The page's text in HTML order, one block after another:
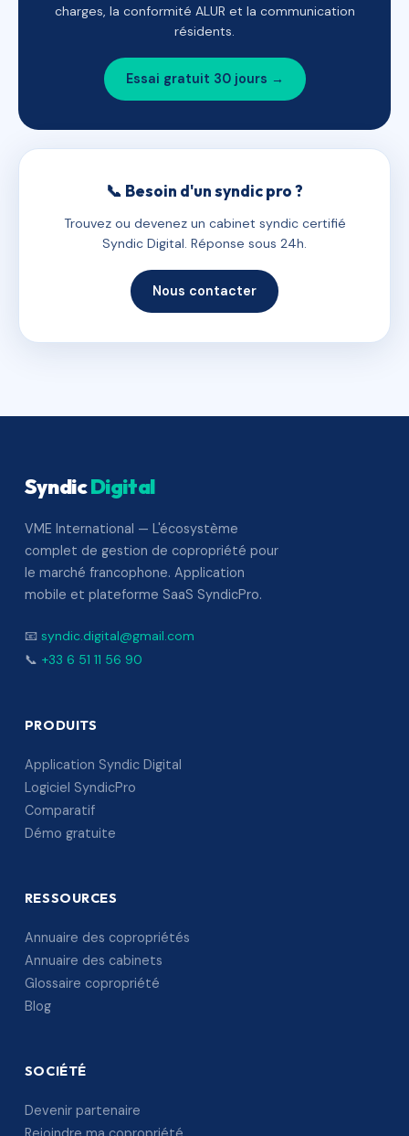
charges, la conformité ALUR et la communication
résidents.
Essai gratuit 30 jours →
📞 Besoin d'un syndic pro ?
Trouvez ou devenez un cabinet syndic certifié
Syndic Digital. Réponse sous 24h.
Nous contacter
SyndicDigital
VME International — L'écosystème
complet de gestion de copropriété pour
le marché francophone. Application
mobile et plateforme SaaS SyndicPro.
📧 syndic.digital@gmail.com
📞 +33 6 51 11 56 90
PRODUITS
Application Syndic Digital
Logiciel SyndicPro
Comparatif
Démo gratuite
RESSOURCES
Annuaire des copropriétés
Annuaire des cabinets
Glossaire copropriété
Blog
SOCIÉTÉ
Devenir partenaire